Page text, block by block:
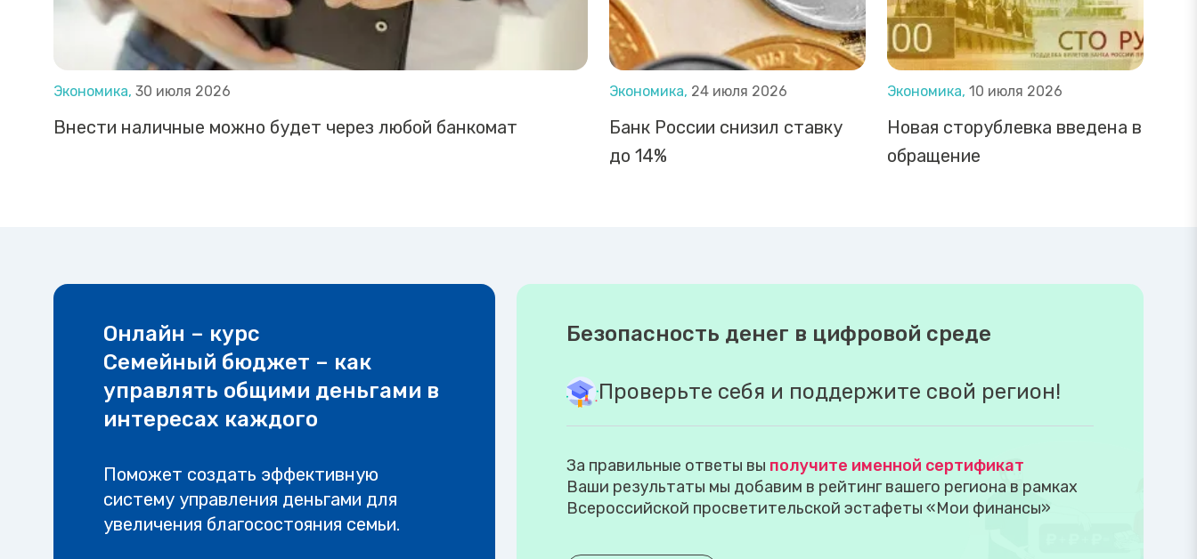
Экономика, 30 июля 2026
Внести наличные можно будет через любой банкомат
Экономика, 24 июля 2026
Банк России снизил ставку
до 14%
Экономика, 10 июля 2026
Новая сторублевка введена в
обращение
Онлайн – курс
Семейный бюджет – как
управлять общими деньгами в
интересах каждого
Поможет создать эффективную
систему управления деньгами для
увеличения благосостояния семьи.
Безопасность денег в цифровой среде
Проверьте себя и поддержите свой регион!
За правильные ответы вы получите именной сертификат
Ваши результаты мы добавим в рейтинг вашего региона в рамках
Всероссийской просветительской эстафеты «Мои финансы»